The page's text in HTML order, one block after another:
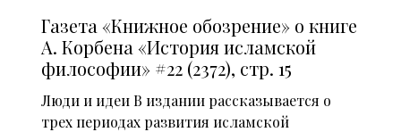
Газета «Книжное обозрение» о книге
А. Корбена «История исламской
философии» #22 (2372), стр. 15
Люди и идеи В издании рассказывается о
трех периодах развития исламской